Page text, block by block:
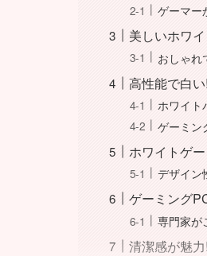
ゲーマー
美しいホワ
おしゃれ
高性能で白
ホワイト
ゲーミン
ホワイトゲ
デザイン
ゲーミング
専門家が
清潔感が魅